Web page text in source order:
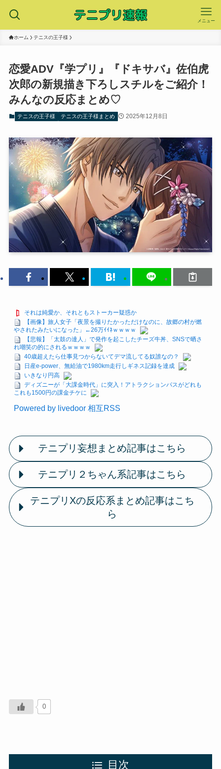
メニュー
ホーム テニスの王子様
恋愛ADV『学プリ』『ドキサバ』佐伯虎
次郎の新規描き下ろしスチルをご紹介！
みんなの反応まとめ♡
テニスの王子様 テニスの王子様まとめ 2025年12月8日
それは純愛か、それともストーカー疑惑か
【画像】旅人女子「夜景を撮りたかっただけなのに、故郷の村が燃
やされたみたいになった」←26万ｲｲﾈｗｗｗｗ
【悲報】「太鼓の達人」で発作を起こしたチーズ牛丼、SNSで晒さ
れ嘲笑の的にされるｗｗｗｗ
40歳超えたら仕事見つからないてデマ流してる奴誰なの？
日産e-power、無給油で1980km走行しギネス記録を達成
いきなり円高
ディズニーが「大課金時代」に突入！アトラクションパスがどれも
これも1500円の課金チケに
Powered by livedoor 相互RSS
テニプリ妄想まとめ記事はこちら
テニプリ２ちゃん系記事はこちら
テニプリXの反応系まとめ記事はこち
ら
0
目次